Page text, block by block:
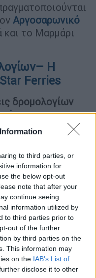
to third parties, or
information for
the below opt-out
note that after your
continue seeing
information utilized by
to third parties prior to
out of the further
by third parties on the
This information may
on the IAB’s List of
disclose it to other
Αργοσαρωνικό
και το Μαρμάρι
Η
Ferries
δρομολογίων
, που
του
τωνπλοίωντης
ως εξής:
13:00, για Σύρο,
Ηράκλειο θα